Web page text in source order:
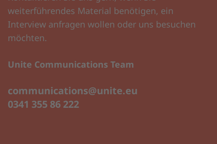
weiterführendes Material benötigen, ein
Interview anfragen wollen oder uns besuchen
möchten.
Unite Communications Team
communications@unite.eu
0341 355 86 222